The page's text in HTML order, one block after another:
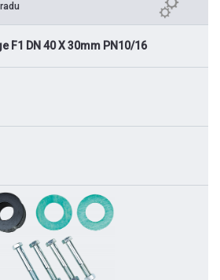
F1 DN 40 X 30mm PN10/16